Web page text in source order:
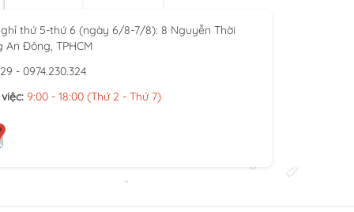
thứ 5-thứ 6 (ngày 6/8-7/8): 8 Nguyễn Thời
An Đông, TPHCM
- 0974.230.324
9:00 - 18:00 (Thứ 2 - Thứ 7)